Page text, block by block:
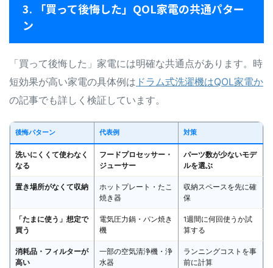
3. 「買って後悔した」QOL家電の共通パター
ン
「買って後悔した」家電には明確な共通点があります。時
短効果が高い家電の具体例は ドラム式洗濯機はQOL家電か
の記事でも詳しく検証しています。
後悔パターン 代表例 対策
洗いにくくて使わなく
なる
フードプロセッサー・
ジューサー
パーツ数が少ないモデ
ルを選ぶ
置き場所がなくて収納
ホットプレート・たこ
焼き器
収納スペースを先に確
保
「たまに使う」想定で
買う
電気圧力鍋・パン焼き
機
1週間に何回使うか試
算する
消耗品・フィルターが
高い
一部の空気清浄機・浄
水器
ランニングコストを事
前に計算